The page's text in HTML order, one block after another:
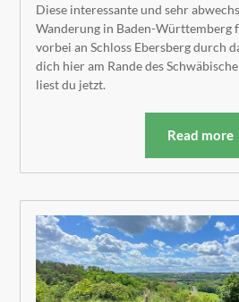
Diese interessante und sehr
Wanderung in Baden-Württemberg
vorbei an Schloss Ebersberg durch
dich hier am Rande des
liest du jetzt.
Read more